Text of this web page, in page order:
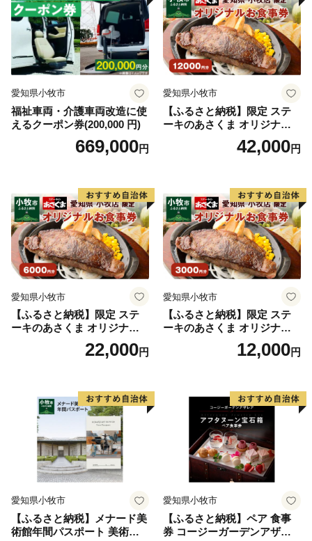
愛知県小牧市
福祉車両・介護車両改造に使
えるクーポン券(200,000 円)
669,000円
愛知県小牧市
【ふるさと納税】限定 ステ
ーキのあさくま オリジナル
お食事券 12000円 お好きなメ
ニュー 好きなだけ コーンス
県 小牧店 小牧市 チケット 送
料無料
42,000円
愛知県小牧市
【ふるさと納税】限定 ステ
ーキのあさくま オリジナル
お食事券 6000円 お好きなメ
ニュー 好きなだけ コーンス
県 小牧店 小牧市 チケット 送
料無料
22,000円
愛知県小牧市
【ふるさと納税】限定 ステ
ーキのあさくま オリジナル
お食事券 3000円 お好きなメ
ニュー 好きなだけ コーンス
県 小牧店 小牧市 チケット 送
12,000円
愛知県小牧市
【ふるさと納税】メナード美
術館年間パスポート 美術館
愛知県小牧市
【ふるさと納税】ペア 食事
券 コージーガーデンアザレ